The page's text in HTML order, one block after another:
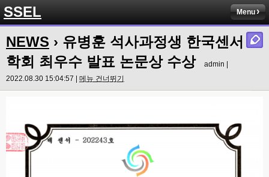
SSEL Menu
NEWS › 유병훈 석사과정생 한국센서
학회 최우수 발표 논문상 수상
admin |
2022.08.30 15:04:57 | 메뉴 건너뛰기